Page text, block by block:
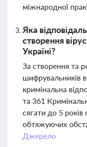
міжнародної
Яка
створення
Україні?
За створення та
шифрувальників
кримінальна
та 361
сягати до 5 років
обтяжуючих
Джерело